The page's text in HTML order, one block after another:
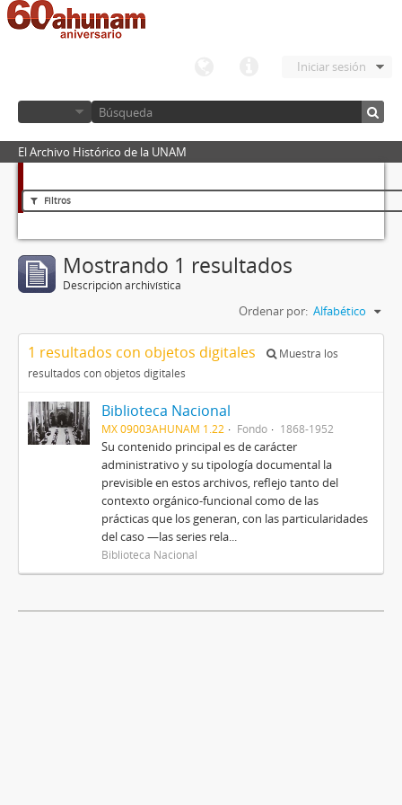
Iniciar sesión
El Archivo Histórico de la UNAM
Filtros
Mostrando 1 resultados
Descripción archivística
Ordenar por: Alfabético
1 resultados con objetos digitales
Muestra los
resultados con objetos digitales
Biblioteca Nacional
MX 09003AHUNAM 1.22 Fondo 1868-1952
Su contenido principal es de carácter
administrativo y su tipología documental la
previsible en estos archivos, reflejo tanto del
contexto orgánico-funcional como de las
prácticas que los generan, con las particularidades
del caso —las series rela...
Biblioteca Nacional